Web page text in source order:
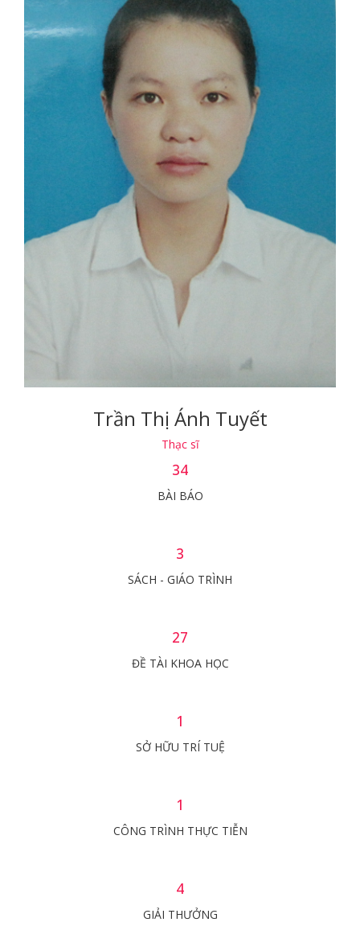
Trần Thị Ánh Tuyết
Thạc sĩ
34
BÀI BÁO
3
SÁCH - GIÁO TRÌNH
27
ĐỀ TÀI KHOA HỌC
1
SỞ HỮU TRÍ TUỆ
1
CÔNG TRÌNH THỰC TIỄN
4
GIẢI THƯỞNG